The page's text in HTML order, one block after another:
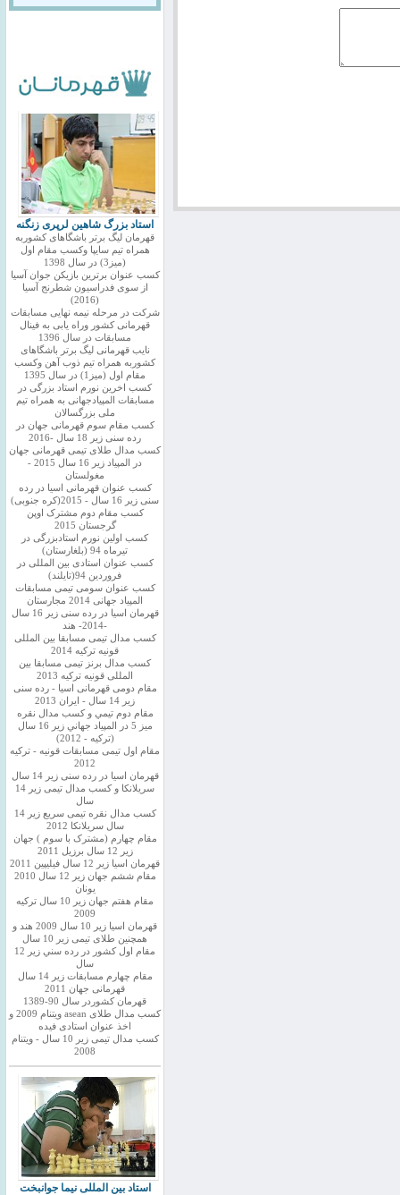
استاد بزرگ شاهین لرپری زنگنه
قهرمان لیگ برتر باشگاهای کشوربه
همراه تیم سایپا وکسب مقام اول
(میز3) در سال 1398
کسب عنوان برترین بازیکن جوان آسیا
از سوی فدراسیون شطرنج آسیا
(2016)
شرکت در مرحله نیمه نهایی مسابقات
قهرمانی کشور وراه یابی به فینال
مسابقات در سال 1396
نایب قهرمانی لیگ برتر باشگاهای
کشوربه همراه تیم ذوب آهن وکسب
مقام اول (میز1) در سال 1395
کسب اخرین نورم استاد بزرگی در
مسابقات المپیادجهانی به همراه تیم
ملی بزرگسالان
کسب مقام سوم قهرمانی جهان در
رده سنی زیر 18 سال -2016
کسب مدال طلای تیمی قهرمانی جهان
در المپیاد زیر 16 سال 2015 -
مغولستان
کسب عنوان قهرمانی اسیا در رده
سنی زیر 16 سال - 2015(کره جنوبی)
کسب مقام دوم مشترک اوپن
گرجستان 2015
کسب اولین نورم استادبزرگی در
تیرماه 94 (بلغارستان)
کسب عنوان استادی بین المللی در
فروردین 94(تایلند)
کسب عنوان سومی تیمی مسابقات
المپیاد جهانی 2014 مجارستان
قهرمان اسیا در رده سنی زیر 16 سال
-2014- هند
کسب مدال تیمی مسابقا بین المللی
قونیه ترکیه 2014
کسب مدال برنز تیمی مسابقا بین
المللی قونیه ترکیه 2013
مقام دومی قهرمانی اسیا - رده سنی
زیر 14 سال - ایران 2013
مقام دوم تيمي و كسب مدال نقره
ميز 5 در المپياد جهاني زير 16 سال
(تركيه - 2012)
مقام اول تیمی مسابقات قونیه - ترکیه
2012
قهرمان اسیا در رده سنی زیر 14 سال
سريلانكا و کسب مدال تیمی زیر 14
سال
کسب مدال نقره تیمی سریع زیر 14
سال سریلانکا 2012
مقام چهارم (مشترک با سوم ) جهان
زیر 12 سال برزیل 2011
قهرمان اسيا زير 12 سال فیلیپین 2011
مقام ششم جهان زیر 12 سال 2010
یونان
مقام هفتم جهان زیر 10 سال ترکیه
2009
قهرمان اسيا زیر 10 سال 2009 هند و
همچنین طلای تیمی زیر 10 سال
مقام اول كشور در رده سني زير 12
سال
مقام چهارم مسابقات زیر 14 سال
قهرمانی جهان 2011
قهرمان کشوردر سال 90-1389
کسب مدال طلای asean ویتنام 2009 و
اخذ عنوان استادی فیده
کسب مدال تیمی زیر 10 سال - ویتنام
2008
استاد بین المللی نیما جوانبخت